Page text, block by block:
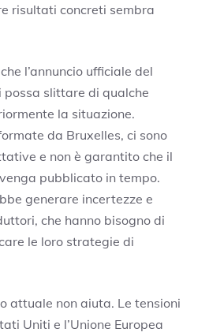
risultati concreti sembra
l’annuncio ufficiale del
possa slittare di qualche
la situazione.
da Bruxelles, ci sono
e non è garantito che il
pubblicato in tempo.
generare incertezze e
che hanno bisogno di
le loro strategie di
attuale non aiuta. Le tensioni
Uniti e l’Unione Europea